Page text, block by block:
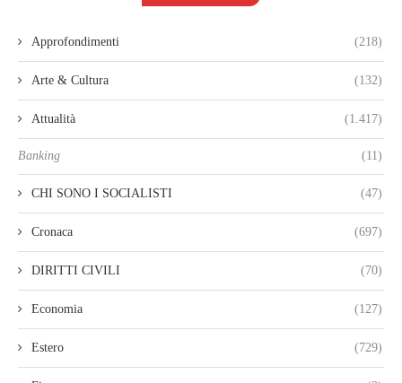
Approfondimenti (218)
Arte & Cultura (132)
Attualità (1.417)
Banking (11)
CHI SONO I SOCIALISTI (47)
Cronaca (697)
DIRITTI CIVILI (70)
Economia (127)
Estero (729)